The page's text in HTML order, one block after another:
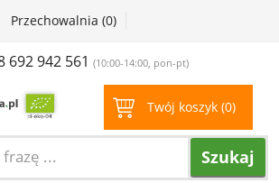
Przechowalnia (0)
692 942 561 (10:00-14:00, pon-pt)
Twój koszyk (0)
Szukaj